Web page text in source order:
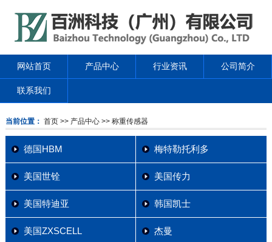
网站首页 产品中心 行业资讯 公司简介
联系我们
当前位置： 首页 >> 产品中心>> 称重传感器
德国HBM 梅特勒托利多
美国世铨 美国传力
美国特迪亚 韩国凯士
美国ZXSCELL 杰曼